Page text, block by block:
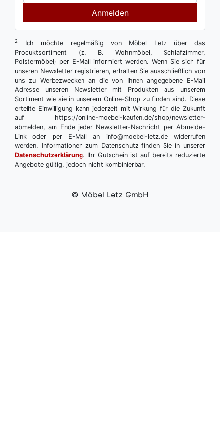
Anmelden
2
Ich möchte regelmäßig von Möbel Letz über das
Produktsortiment (z. B. Wohnmöbel, Schlafzimmer,
Polstermöbel) per E-Mail informiert werden. Wenn Sie sich für
unseren Newsletter registrieren, erhalten Sie ausschließlich von
uns zu Werbezwecken an die von Ihnen angegebene E-Mail
Adresse unseren Newsletter mit Produkten aus unserem
Sortiment wie sie in unserem Online-Shop zu finden sind. Diese
erteilte Einwilligung kann jederzeit mit Wirkung für die Zukunft
auf https://online-moebel-kaufen.de/shop/newsletter-
abmelden, am Ende jeder Newsletter-Nachricht per Abmelde-
Link oder per E-Mail an info@moebel-letz.de widerrufen
werden. Informationen zum Datenschutz finden Sie in unserer
Datenschutzerklärung. Ihr Gutschein ist auf bereits reduzierte
Angebote gültig, jedoch nicht kombinierbar.
© Möbel Letz GmbH